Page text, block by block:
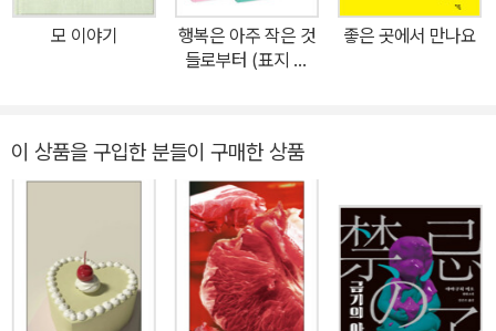
돋보이는 작품으로, 영화진흥위원회 기획개발지원사업 선정작이자
영화감독이기도 한 백승화 작가가 발표하는 첫 경장편 소설이다. 백
극하옵니다》 또한 밝고 환한 온기가 느껴지는 이야기다. 신분·연령·성
대립과 대화를 거쳐 조금씩 시야를 넓히고 세상을 바꾸어 나가는 과
정을 유머러스한 필치로 담아냈다. 불같은 왕마저 무장해제, 그야 고
양이니까 숙종은 사극에 비교적 자주 등장한 인물이다. 붕당을 이용
해 평생토록 강한 왕권을 유지하면서 극적인 사건을 많이 일으켰기
모 이야기
행복은 아주 작은 것
들로부터 (표지 랜
좋은 곳에서 만나요
이 상품을 구입한 분들이 구매한 상품